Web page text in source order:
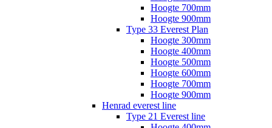
Hoogte 700mm
Hoogte 900mm
Type 33 Everest Plan
Hoogte 300mm
Hoogte 400mm
Hoogte 500mm
Hoogte 600mm
Hoogte 700mm
Hoogte 900mm
Henrad everest line
Type 21 Everest line